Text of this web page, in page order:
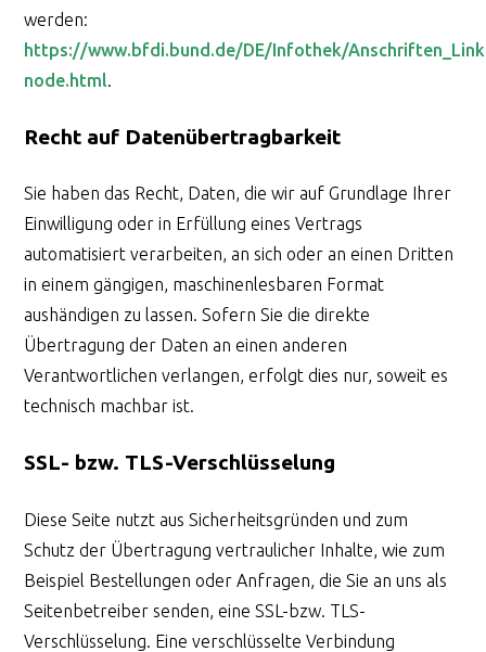
werden:
https://www.bfdi.bund.de/DE/Infothek/
node.html.
Recht auf Datenübertragbarkeit
Sie haben das Recht, Daten, die wir auf Grundlage Ihrer
Einwilligung oder in Erfüllung eines Vertrags
automatisiert verarbeiten, an sich oder an einen Dritten
in einem gängigen, maschinenlesbaren Format
aushändigen zu lassen. Sofern Sie die direkte
Übertragung der Daten an einen anderen
Verantwortlichen verlangen, erfolgt dies nur, soweit es
technisch machbar ist.
SSL- bzw. TLS-Verschlüsselung
Diese Seite nutzt aus Sicherheitsgründen und zum
Schutz der Übertragung vertraulicher Inhalte, wie zum
Beispiel Bestellungen oder Anfragen, die Sie an uns als
Seitenbetreiber senden, eine SSL-bzw. TLS-
Verschlüsselung. Eine verschlüsselte Verbindung